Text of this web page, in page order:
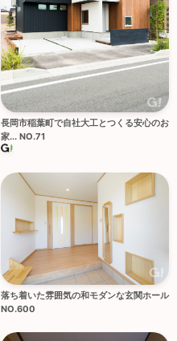
長岡市稲葉町で自社大工とつくる安心のお
家... NO.71
落ち着いた雰囲気の和モダンな玄関ホール
NO.600